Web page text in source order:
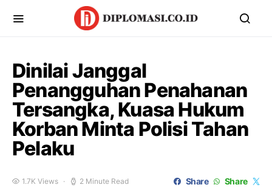
Dinilai Janggal
Penangguhan Penahanan
Tersangka, Kuasa Hukum
Korban Minta Polisi Tahan
Pelaku
1.7K Views 2 Minute Read Share Share